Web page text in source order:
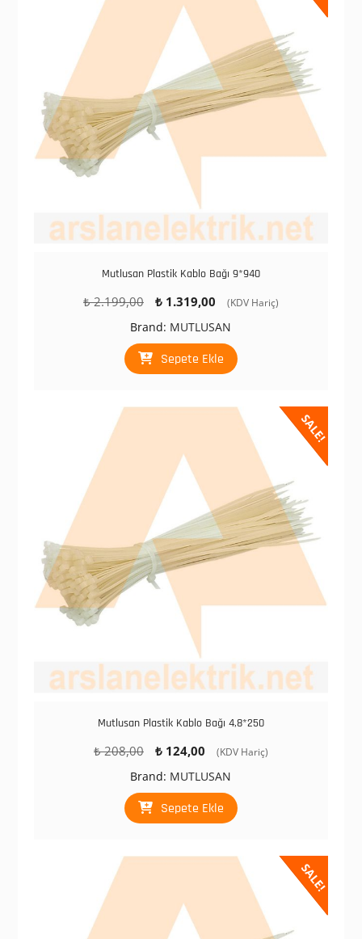
Mutlusan Plastik Kablo Bağı 9*940
₺2.199,00
Orijinal
fiyat:
₺ 2.199,00.
₺1.319,00
Şu
fiyat:
₺ 1.319,00.
(KDV Hariç)
Brand: MUTLUSAN
Sepete Ekle
SALE!
Mutlusan Plastik Kablo Bağı 4,8*250
₺208,00
Orijinal
fiyat:
₺ 208,00.
₺124,00
Şu
fiyat:
₺ 124,00.
(KDV Hariç)
Brand: MUTLUSAN
Sepete Ekle
SALE!